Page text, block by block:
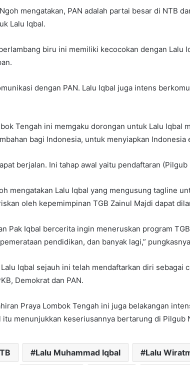
mengatakan, PAN adalah partai besar di NTB
Lalu Iqbal.
biru ini memiliki kecocokan dengan Lalu
dengan PAN. Lalu Iqbal juga intens
Tengah ini memgaku dorongan untuk Lalu Iqbal
bagi Indonesia, untuk menyiapkan Indonesia
berjalan. Ini tahap awal yaitu pendaftaran (Pilgub
mengatakan Lalu Iqbal yang mengusung tagline
oleh kepemimpinan TGB Zainul Majdi dapat
Pak Iqbal bercerita ingin meneruskan program
pendidikan, dan banyak lagi,”
Iqbal sejauh ini telah mendaftarkan diri sebagai
Demokrat dan PAN.
Praya Lombok Tengah ini juga belakangan
itu menunjukkan keseriusannya bertarung di Pilgub
Lalu Muhammad Iqbal Lalu